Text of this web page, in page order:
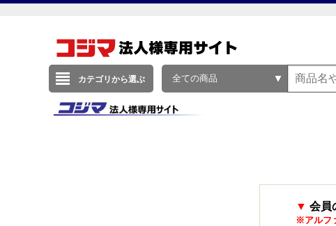
カテゴリから選ぶ 全ての商品
▼ 会員
※アルフ